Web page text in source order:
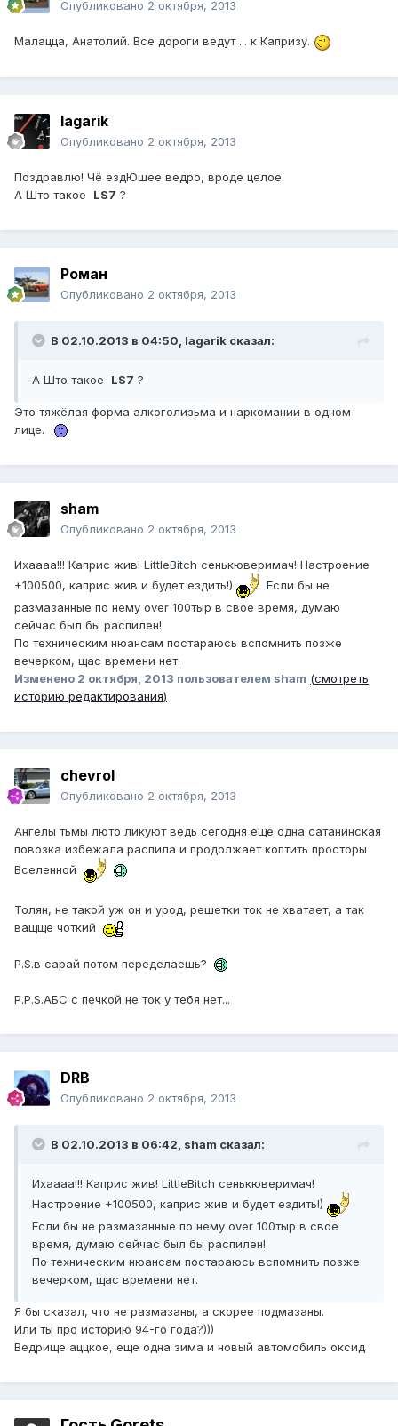
Опубликовано 2 октября, 2013
Малацца, Анатолий. Все дороги ведут ... к Капризу.
lagarik
Опубликовано 2 октября, 2013
Поздравлю! Чё ездЮшее ведро, вроде целое.
А Што такое LS7 ?
Роман
Опубликовано 2 октября, 2013
В 02.10.2013 в 04:50, lagarik сказал:
А Што такое LS7 ?
Это тяжёлая форма алкоголизьма и наркомании в одном
лице.
sham
Опубликовано 2 октября, 2013
Ихаааа!!! Каприс жив! LittleBitch сенькюверимач! Настроение
+100500, каприс жив и будет ездить!)
Если бы не
размазанные по нему over 100тыр в свое время, думаю
сейчас был бы распилен!
По техническим нюансам постараюсь вспомнить позже
вечерком, щас времени нет.
Изменено 2 октября, 2013 пользователем sham (смотреть
историю редактирования)
chevrol
Опубликовано 2 октября, 2013
Ангелы тьмы люто ликуют ведь сегодня еще одна сатанинская
повозка избежала распила и продолжает коптить просторы
Вселенной
Толян, не такой уж он и урод, решетки ток не хватает, а так
ващще чоткий
P.S.в сарай потом переделаешь?
P.P.S.АБС с печкой не ток у тебя нет...
DRB
Опубликовано 2 октября, 2013
В 02.10.2013 в 06:42, sham сказал:
Ихаааа!!! Каприс жив! LittleBitch сенькюверимач!
Настроение +100500, каприс жив и будет ездить!)
Если бы не размазанные по нему over 100тыр в свое
время, думаю сейчас был бы распилен!
По техническим нюансам постараюсь вспомнить позже
вечерком, щас времени нет.
Я бы сказал, что не размазаны, а скорее подмазаны.
Или ты про историю 94-го года?)))
Ведрище аццкое, еще одна зима и новый автомобиль оксид